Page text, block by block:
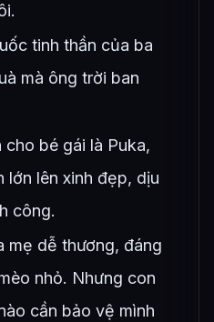
tinh thần của ba
mà ông trời ban
bé gái là Puka,
lớn lên xinh đẹp, dịu
công.
mẹ dễ thương, đáng
nhỏ. Nhưng con
cần bảo vệ mình